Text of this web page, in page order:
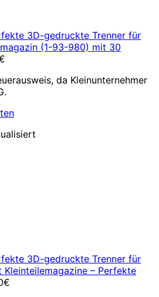
3D-gedruckte Trenner für
(1-93-980) mit 30
da Kleinunternehmer
3D-gedruckte Trenner für
Kleinteilemagazine – Perfekte
€